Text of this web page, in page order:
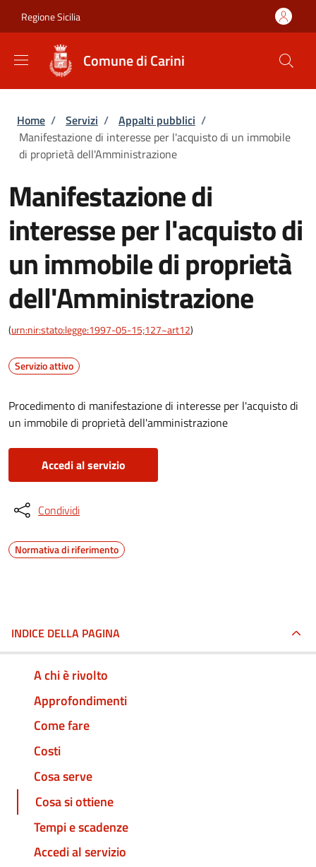
Regione Sicilia
Comune di Carini
Briciole di pane
Home / Servizi / Appalti pubblici /
Manifestazione di interesse per l'acquisto di un immobile
di proprietà dell'Amministrazione
Manifestazione di
interesse per l'acquisto di
un immobile di proprietà
dell'Amministrazione
(urn:nir:stato:legge:1997-05-15;127~art12)
Servizio attivo
Procedimento di manifestazione di interesse per l'acquisto di
un immobile di proprietà dell'amministrazione
Accedi al servizio
Condividi
Normativa di riferimento
INDICE DELLA PAGINA
A chi è rivolto
Approfondimenti
Come fare
Costi
Cosa serve
Cosa si ottiene
Tempi e scadenze
Accedi al servizio